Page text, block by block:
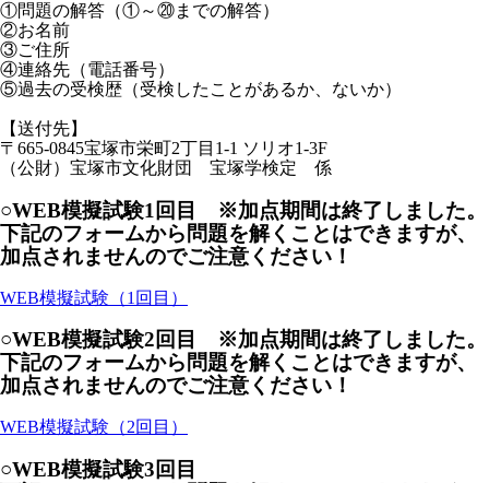
①問題の解答（①～⑳までの解答）
②お名前
③ご住所
④連絡先（電話番号）
⑤過去の受検歴（受検したことがあるか、ないか）
【送付先】
〒665-0845宝塚市栄町2丁目1-1 ソリオ1-3F
（公財）宝塚市文化財団 宝塚学検定 係
○WEB模擬試験1回目 ※加点期間は終了しました。
下記のフォームから問題を解くことはできますが、
加点されませんのでご注意ください！
WEB模擬試験（1回目）
○WEB模擬試験2回目 ※加点期間は終了しました。
下記のフォームから問題を解くことはできますが、
加点されませんのでご注意ください！
WEB模擬試験（2回目）
○WEB模擬試験3回目